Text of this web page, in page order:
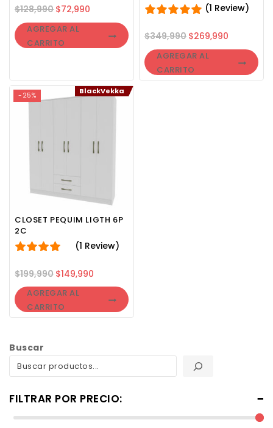
$128,990 $72,990
AGREGAR AL
CARRITO
(1 Review)
$349,990 $269,990
AGREGAR AL
CARRITO
-25% BlackVekka
CLOSET PEQUIM LIGTH 6P
2C
(1 Review)
$199,990 $149,990
AGREGAR AL
CARRITO
Buscar
FILTRAR POR PRECIO: